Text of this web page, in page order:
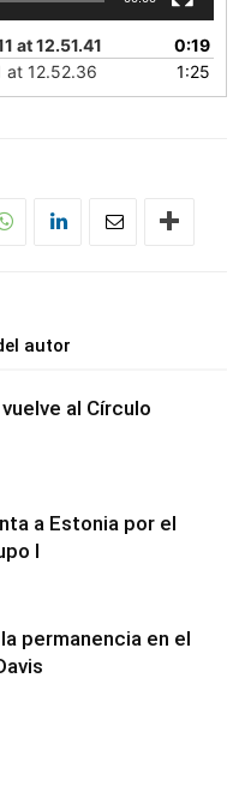
at 12.51.41
0:19
at 12.52.36 1:25
autor
al Círculo
a Estonia por el
I
permanencia en el